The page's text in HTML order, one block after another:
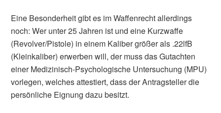
Eine Besonderheit gibt es im Waffenrecht allerdings
noch: Wer unter 25 Jahren ist und eine Kurzwaffe
(Revolver/Pistole) in einem Kaliber größer als .22lfB
(Kleinkaliber) erwerben will, der muss das Gutachten
einer Medizinisch-Psychologische Untersuchung (MPU)
vorlegen, welches attestiert, dass der Antragsteller die
persönliche Eignung dazu besitzt.